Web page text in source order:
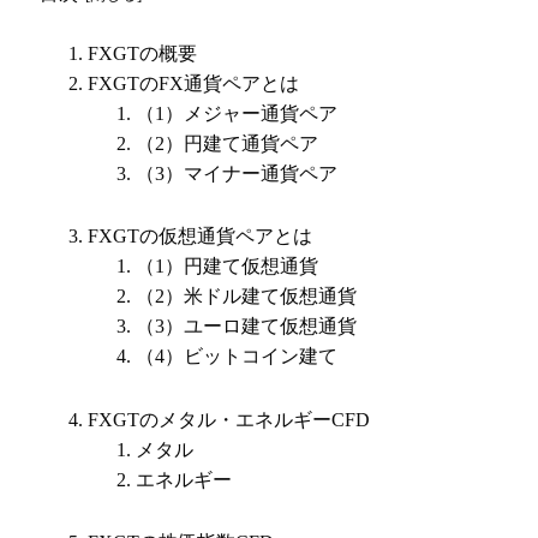
FXGTの概要
FXGTのFX通貨ペアとは
（1）メジャー通貨ペア
（2）円建て通貨ペア
（3）マイナー通貨ペア
FXGTの仮想通貨ペアとは
（1）円建て仮想通貨
（2）米ドル建て仮想通貨
（3）ユーロ建て仮想通貨
（4）ビットコイン建て
FXGTのメタル・エネルギーCFD
メタル
エネルギー